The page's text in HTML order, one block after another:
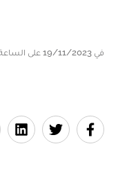
في 19/11/2023 على الساعة 17:00